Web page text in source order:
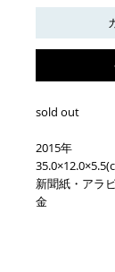
sold out
2015年
新聞紙・アラ
金